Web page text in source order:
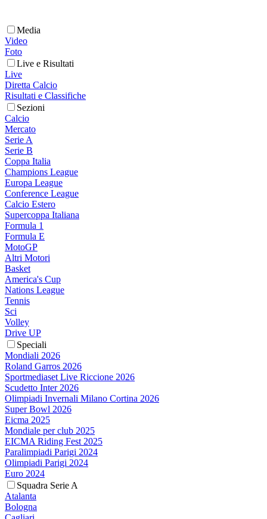
Media
Video
Foto
Live e Risultati
Live
Diretta Calcio
Risultati e Classifiche
Sezioni
Calcio
Mercato
Serie A
Serie B
Coppa Italia
Champions League
Europa League
Conference League
Calcio Estero
Supercoppa Italiana
Formula 1
Formula E
MotoGP
Altri Motori
Basket
America's Cup
Nations League
Tennis
Sci
Volley
Drive UP
Speciali
Mondiali 2026
Roland Garros 2026
Sportmediaset Live Riccione 2026
Scudetto Inter 2026
Olimpiadi Invernali Milano Cortina 2026
Super Bowl 2026
Eicma 2025
Mondiale per club 2025
EICMA Riding Fest 2025
Paralimpiadi Parigi 2024
Olimpiadi Parigi 2024
Euro 2024
Squadra Serie A
Atalanta
Bologna